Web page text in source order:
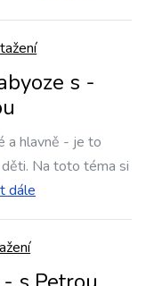
s -
a hlavně - je to
Na toto téma si
dále